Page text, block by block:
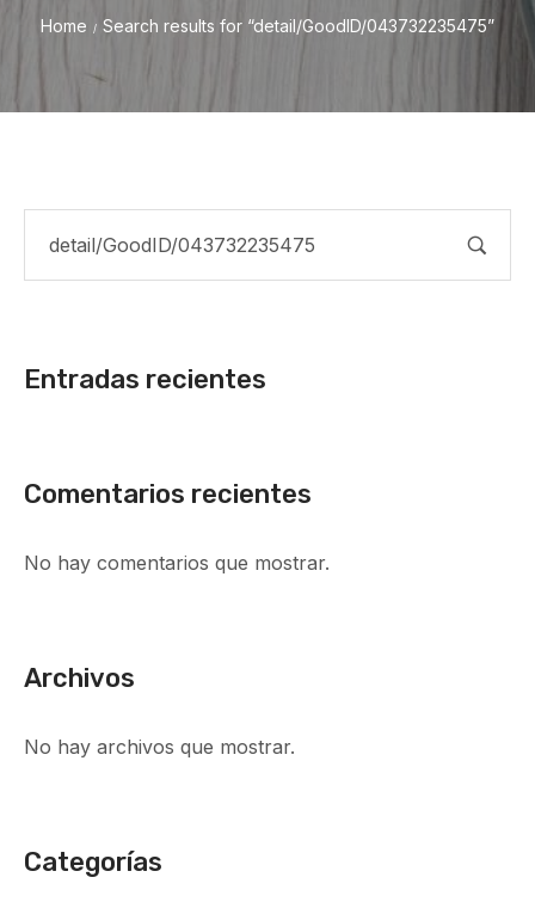
Home / Search results for “detail/GoodID/043732235475”
Entradas recientes
Comentarios recientes
No hay comentarios que mostrar.
Archivos
No hay archivos que mostrar.
Categorías